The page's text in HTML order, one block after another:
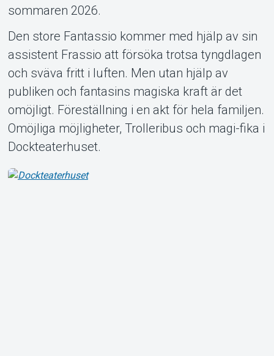
sommaren 2026.
Den store Fantassio kommer med hjälp av sin
assistent Frassio att försöka trotsa tyngdlagen
och sväva fritt i luften. Men utan hjälp av
publiken och fantasins magiska kraft är det
omöjligt. Föreställning i en akt för hela familjen.
Omöjliga möjligheter, Trolleribus och magi-fika i
Dockteaterhuset.